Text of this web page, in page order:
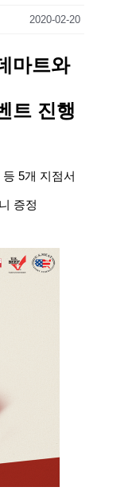
2020-02-20
마트와
트 진행
5개 지점서
증정